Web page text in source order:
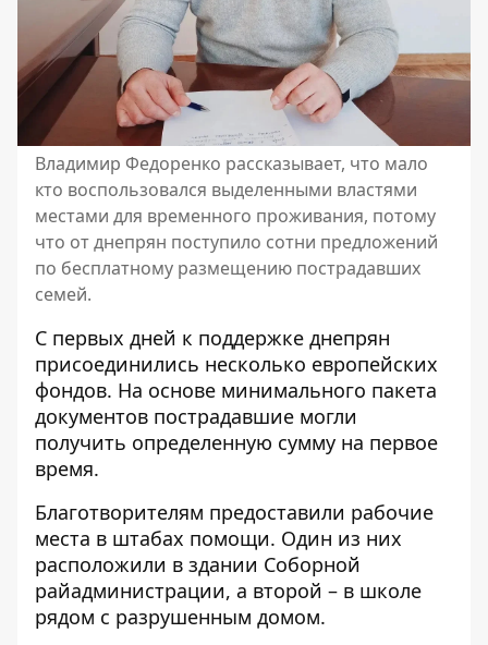
Владимир Федоренко рассказывает, что мало
кто воспользовался выделенными властями
местами для временного проживания, потому
что от днепрян поступило сотни предложений
по бесплатному размещению пострадавших
семей.
С первых дней к поддержке днепрян
присоединились несколько европейских
фондов. На основе минимального пакета
документов пострадавшие могли
получить определенную сумму на первое
время.
Благотворителям предоставили рабочие
места в штабах помощи. Один из них
расположили в здании Соборной
райадминистрации, а второй – в школе
рядом с разрушенным домом.